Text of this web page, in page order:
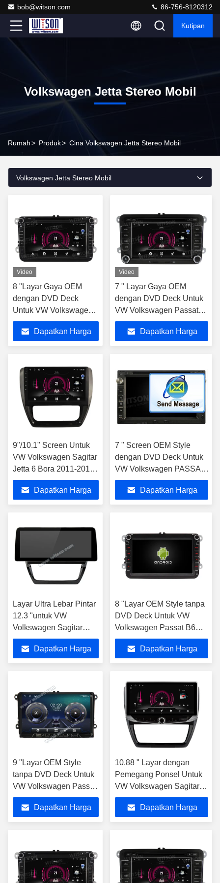
bob@witson.com 86-756-8120312
Kutipan
Volkswagen Jetta Stereo Mobil
Rumah> Produk> Cina Volkswagen Jetta Stereo Mobil
Volkswagen Jetta Stereo Mobil
Video
8 "Layar Gaya OEM
dengan DVD Deck
Untuk VW Volkswagen
Passat B6 Passat B7
CaddyDapatkan Harga
Video
7 " Layar Gaya OEM
dengan DVD Deck Untuk
VW Volkswagen Passat
B6 Passat B7 Caddy
Sagitar Golf 5 Golf 6
Tiguan Touran Jetta
Dapatkan Harga
9"/10.1" Screen Untuk
VW Volkswagen Sagitar
Jetta 6 Bora 2011-2018
Mobil Multimedia Stereo
Dapatkan Harga
7 " Screen OEM Style
dengan DVD Deck Untuk
VW Volkswagen PASSAT
B5 Golf 4 Polo Bora Jetta
Dapatkan Harga
Layar Ultra Lebar Pintar
12.3 "untuk VW
Volkswagen Sagitar
Jetta 6 Bora 2011-2018
Stereo Mobil
Dapatkan Harga
8 "Layar OEM Style tanpa
DVD Deck Untuk VW
Volkswagen Passat B6
Passat B7
Dapatkan Harga
9 "Layar OEM Style
tanpa DVD Deck Untuk
VW Volkswagen Passat
B6 Passat B7 Caddy
Sagitar Golf 5
Dapatkan Harga
10.88 " Layar dengan
Pemegang Ponsel Untuk
VW Volkswagen Sagitar
Jetta 6 Bora 2011-2018
Stereo MobilDapatkan Harga